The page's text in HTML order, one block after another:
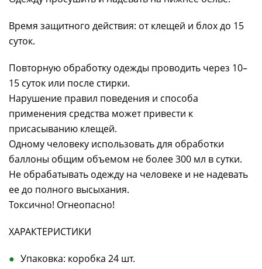
Время защитного действия: от клещей и блох до 15
суток.
Повторную обработку одежды проводить через 10–
15 суток или после стирки.
Нарушение правил поведения и способа
применения средства может привести к
присасыванию клещей.
Одному человеку использовать для обработки
баллоны общим объемом не более 300 мл в сутки.
Не обрабатывать одежду на человеке и не надевать
ее до полного высыхания.
Токсично! Огнеопасно!
ХАРАКТЕРИСТИКИ
Упаковка: коробка 24 шт.